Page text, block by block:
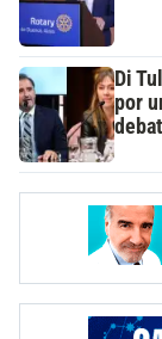
Di
por